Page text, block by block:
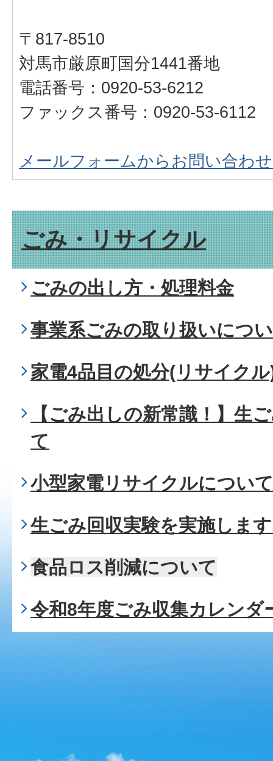
〒817-8510
対馬市厳原町国分1441番地
電話番号：0920-53-6212
ファックス番号：0920-53-6112
メールフォームからお問い合わ
ごみ・リサイクル
ごみの出し方・処理料金
事業系ごみの取り扱いにつ
家電4品目の処分(リサイク
【ごみ出しの新常識！】生
て
小型家電リサイクルについて
生ごみ回収実験を実施しま
食品ロス削減について
令和8年度ごみ収集カレンダ